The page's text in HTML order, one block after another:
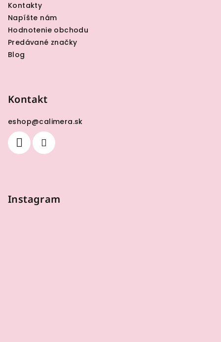
Kontakty
Napíšte nám
Hodnotenie obchodu
Predávané značky
Blog
Kontakt
eshop@calimera.sk
Instagram